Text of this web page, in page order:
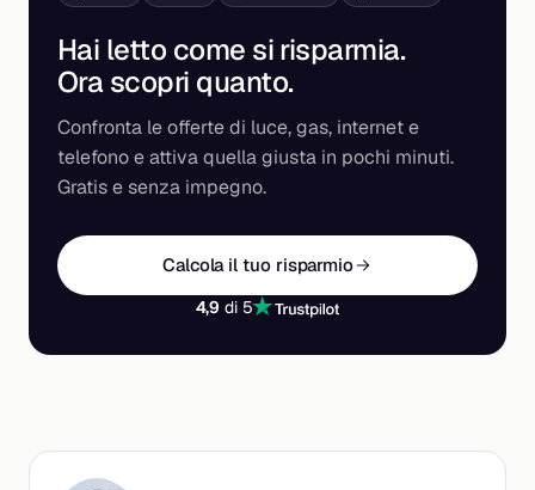
Hai letto come si risparmia.
Ora scopri quanto.
Confronta le offerte di luce, gas, internet e
telefono e attiva quella giusta in pochi minuti.
Gratis e senza impegno.
Calcola il tuo risparmio
4,9 di 5